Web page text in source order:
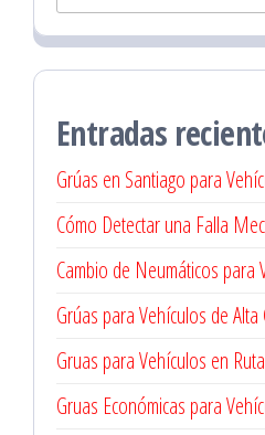
Entradas
Grúas en Santiago para
Cómo Detectar una Falla
Cambio de Neumáticos para
Grúas para Vehículos de Alta
Gruas para Vehículos en Ruta
Gruas Económicas para